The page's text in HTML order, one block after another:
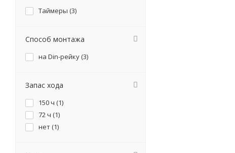
Таймеры (3)
Способ монтажа
на Din-рейку (3)
Запас хода
150 ч (1)
72 ч (1)
нет (1)